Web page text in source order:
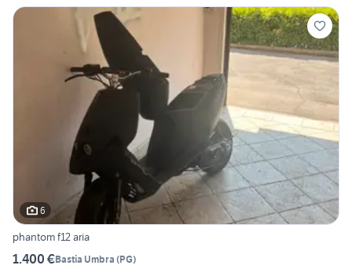
6
phantom f12 aria
1.400 €Bastia Umbra (PG)